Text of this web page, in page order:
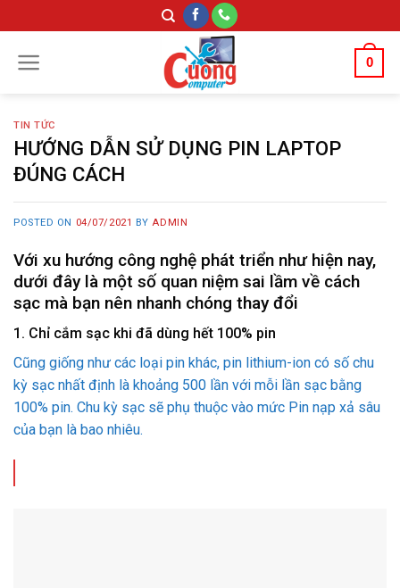
to
content
0
TIN TỨC
HƯỚNG DẪN SỬ DỤNG PIN LAPTOP
ĐÚNG CÁCH
POSTED ON 04/07/2021 BY ADMIN
Với xu hướng công nghệ phát triển như hiện nay,
dưới đây là một số quan niệm sai lầm về cách
sạc mà bạn nên nhanh chóng thay đổi
1. Chỉ cắm sạc khi đã dùng hết 100% pin
Cũng giống như các loại pin khác, pin lithium-ion có số chu
kỳ sạc nhất định là khoảng 500 lần với mỗi lần sạc bằng
100% pin. Chu kỳ sạc sẽ phụ thuộc vào mức Pin nạp xả sâu
của bạn là bao nhiêu.